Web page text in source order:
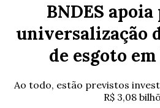
BNDES
universalização
de esgoto
Ao todo, estão previstos
R$ 3,08